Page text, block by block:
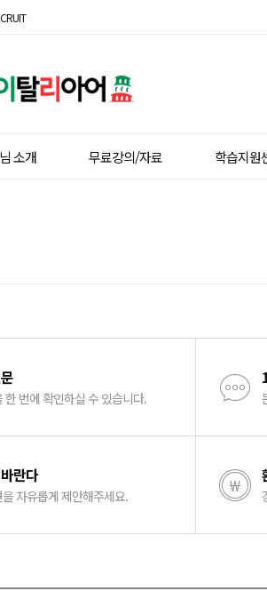
소개 무료강의/자료 학습지원
한 번에 확인하실 수 있습니다.
란다
자유롭게 제안해주세요.